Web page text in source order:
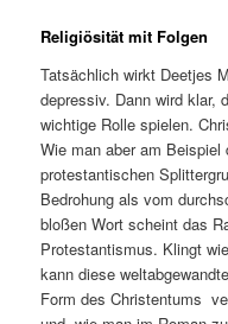
Religiösität mit Folgen
Tatsächlich wirkt Deetjes
depressiv. Dann wird klar,
wichtige Rolle spielen.
Wie man aber am
protestantischen
Bedrohung als vom
bloßen Wort scheint das
Protestantismus. Klingt
kann diese
Form des Christentums